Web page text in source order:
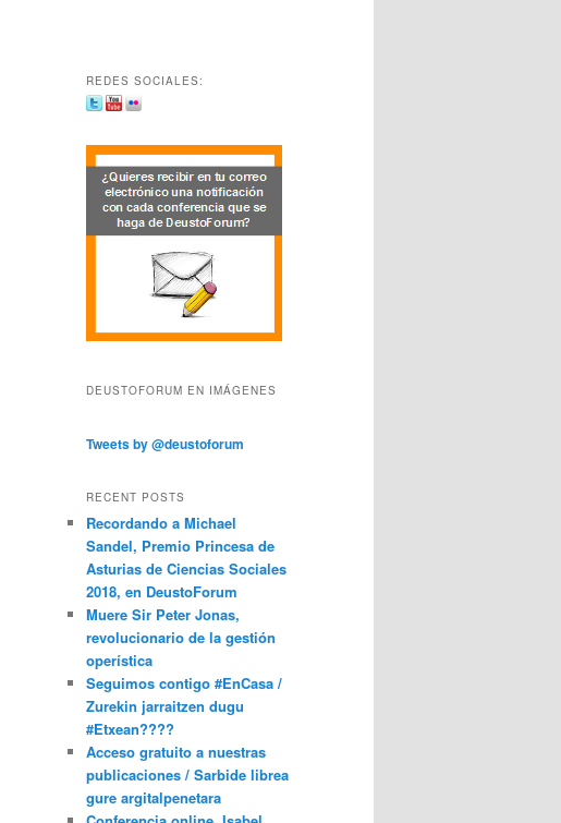
REDES SOCIALES:
DEUSTOFORUM EN IMÁGENES
Tweets by @deustoforum
RECENT POSTS
Recordando a Michael
Sandel, Premio Princesa de
Asturias de Ciencias Sociales
2018, en DeustoForum
Muere Sir Peter Jonas,
revolucionario de la gestión
operística
Seguimos contigo #EnCasa /
Zurekin jarraitzen dugu
#Etxean????
Acceso gratuito a nuestras
publicaciones / Sarbide librea
gure argitalpenetara